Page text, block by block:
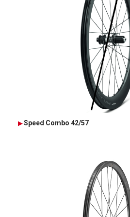
Speed Combo 42/57